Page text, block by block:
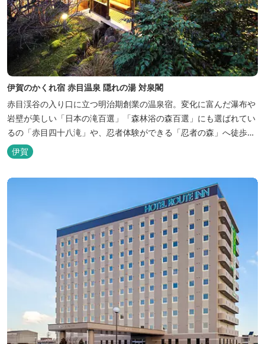
伊賀のかくれ宿 赤目温泉 隠れの湯 対泉閣
赤目渓谷の入り口に立つ明治期創業の温泉宿。変化に富んだ瀑布や
岩壁が美しい「日本の滝百選」「森林浴の森百選」にも選ばれてい
るの「赤目四十八滝」や、忍者体験ができる「忍者の森」へ徒歩５
分と観光にも好立地です。 地下１０００メートルから湧くアルカリ
性単純温泉はしっとり滑らかな肌触りで美肌効果も期待できます。
地元のスギ材を用いた大浴場は、泡風呂を備えた「上忍の湯」、打
伊賀